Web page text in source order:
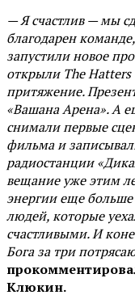
— Я счастлив — мы
благодарен
запустили новое
открыли The Hatters
притяжение.
«Вашана Арена». А
снимали первые
фильма и
радиостанции
вещание уже этим
энергии еще
людей, которые
счастливыми. И
Бога за три
Клюкин.